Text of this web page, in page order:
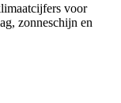
voor
zonneschijn en